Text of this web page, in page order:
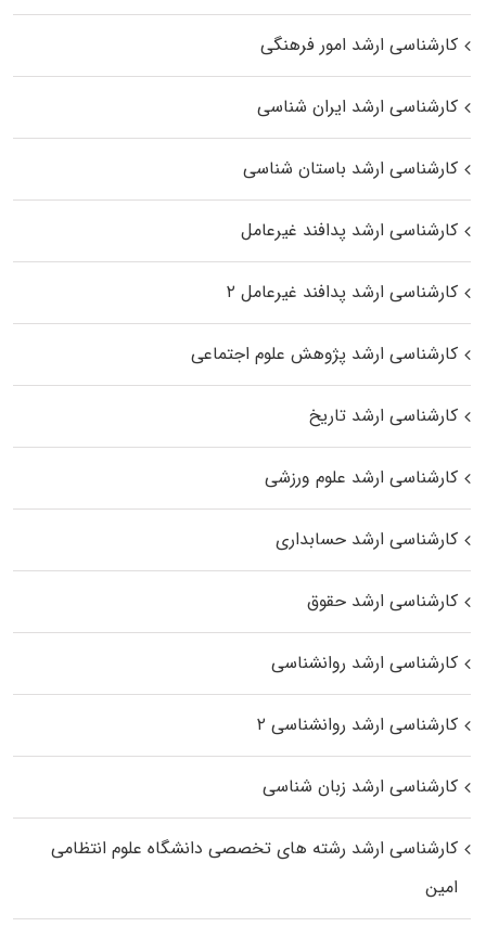
کارشناسی ارشد امور فرهنگی
کارشناسی ارشد ایران شناسی
کارشناسی ارشد باستان شناسی
کارشناسی ارشد پدافند غیرعامل
کارشناسی ارشد پدافند غیرعامل ۲
کارشناسی ارشد پژوهش علوم اجتماعی
کارشناسی ارشد تاریخ
کارشناسی ارشد علوم ورزشی
کارشناسی ارشد حسابداری
کارشناسی ارشد حقوق
کارشناسی ارشد روانشناسی
کارشناسی ارشد روانشناسی ۲
کارشناسی ارشد زبان شناسی
کارشناسی ارشد رﺷﺘﻪ ﻫﺎی تخصصی داﻧﺸﮕﺎه ﻋﻠﻮم انتظامی
اﻣﻴﻦ